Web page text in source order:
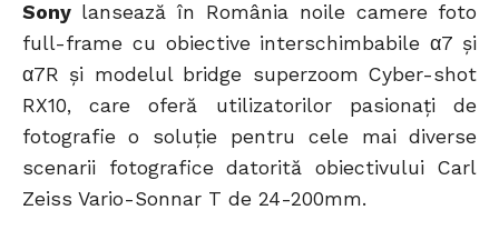
Sonylansează în România noile camere foto
full-frame cu obiective interschimbabile α7 și
α7R și modelul bridge superzoom Cyber-shot
RX10, care oferă utilizatorilor pasionați de
fotografie o soluție pentru cele mai diverse
scenarii fotografice datorită obiectivului Carl
Zeiss Vario-Sonnar T de 24-200mm.